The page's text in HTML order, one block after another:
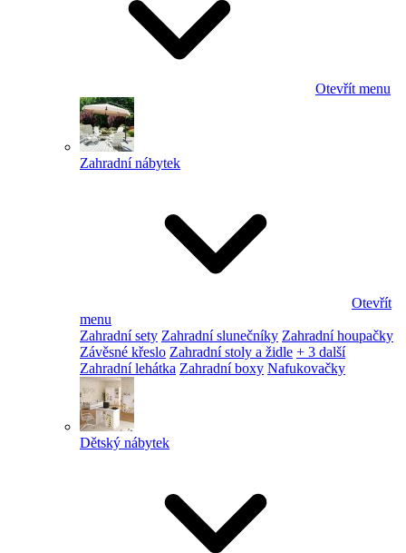
Otevřít menu
Zahradní nábytek
Otevřít
menu
Zahradní sety Zahradní slunečníky Zahradní houpačky
Závěsné křeslo Zahradní stoly a židle + 3 další
Zahradní lehátka Zahradní boxy Nafukovačky
Dětský nábytek